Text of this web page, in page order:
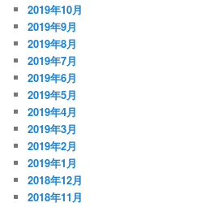
2019年10月
2019年9月
2019年8月
2019年7月
2019年6月
2019年5月
2019年4月
2019年3月
2019年2月
2019年1月
2018年12月
2018年11月